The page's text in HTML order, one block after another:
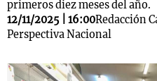
primeros diez meses del año.
12/11/2025 | 16:00Redacción
Perspectiva Nacional